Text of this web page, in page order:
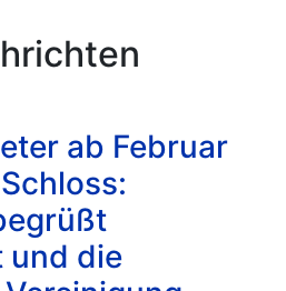
ab Februar
und die